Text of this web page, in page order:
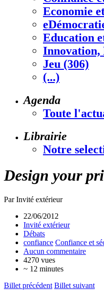
Economie
Education
Innovation,
Jeu (306)
(...)
Agenda
Toute
Librairie
Notre
Design your
Par Invité extérieur
22/06/2012
Invité extérieur
Débats
confiance Confiance et
Aucun commentaire
4270 vues
~ 12 minutes
Billet précédent Billet suivant